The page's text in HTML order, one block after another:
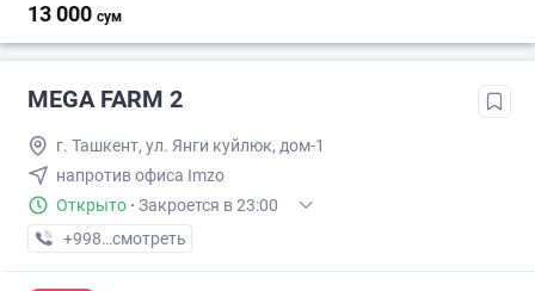
13 000 сум
MEGA FARM 2
г. Ташкент, ул. Янги куйлюк, дом-1
напротив офиса Imzo
Открыто · Закроется в 23:00
+998 (71) XXX-XX-XX
смотреть